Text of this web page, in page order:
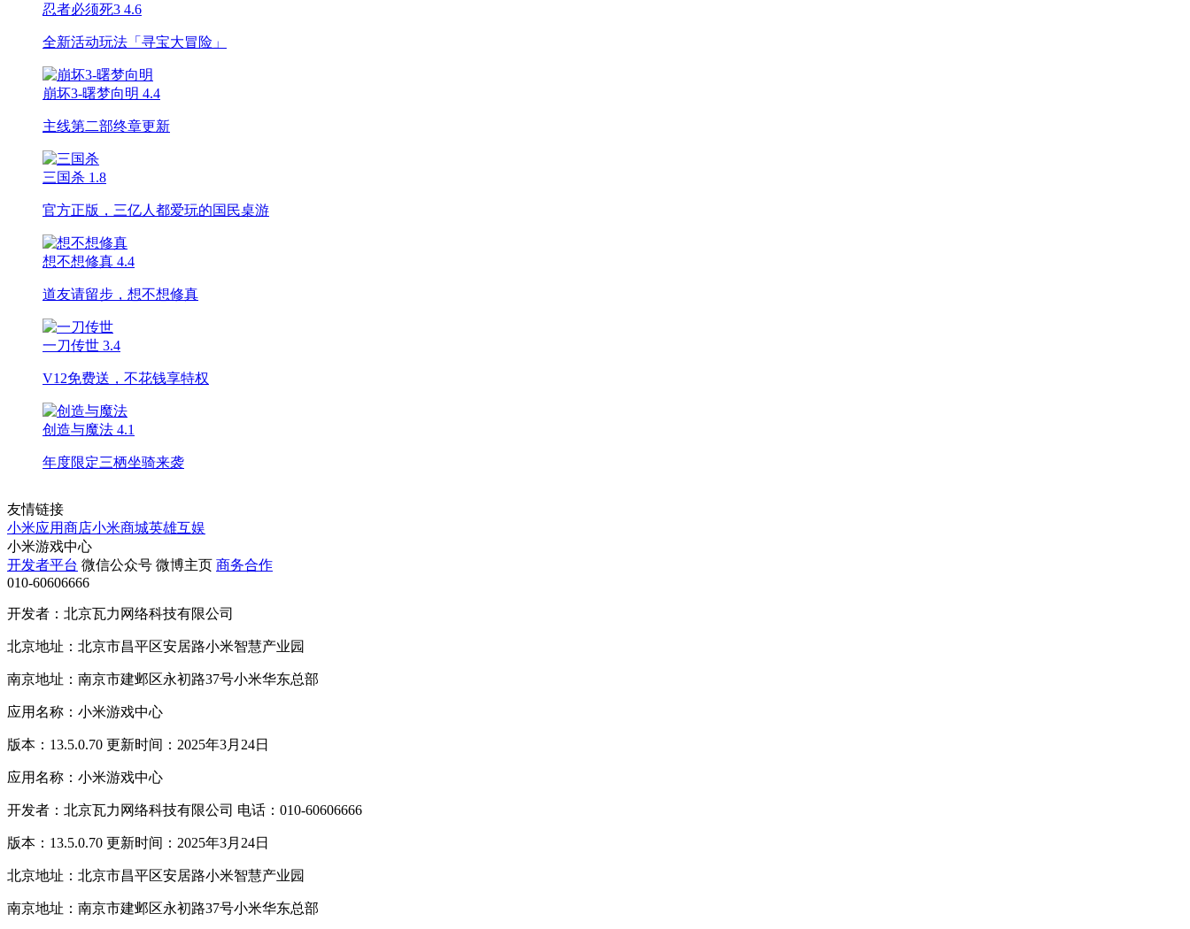
忍者必须死3 4.6
全新活动玩法「寻宝大冒险」
崩坏3-曙梦向明 4.4
主线第二部终章更新
三国杀 1.8
官方正版，三亿人都爱玩的国民桌游
想不想修真 4.4
道友请留步，想不想修真
一刀传世 3.4
V12免费送，不花钱享特权
创造与魔法 4.1
年度限定三栖坐骑来袭
友情链接
小米应用商店小米商城英雄互娱
小米游戏中心
开发者平台 微信公众号 微博主页 商务合作
010-60606666
开发者：北京瓦力网络科技有限公司
北京地址：北京市昌平区安居路小米智慧产业园
南京地址：南京市建邺区永初路37号小米华东总部
应用名称：小米游戏中心
版本：13.5.0.70 更新时间：2025年3月24日
应用名称：小米游戏中心
开发者：北京瓦力网络科技有限公司 电话：010-60606666
版本：13.5.0.70 更新时间：2025年3月24日
北京地址：北京市昌平区安居路小米智慧产业园
南京地址：南京市建邺区永初路37号小米华东总部